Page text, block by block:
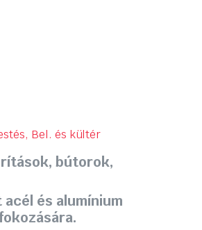
Bel. és kültér
bútorok,
és alumínium